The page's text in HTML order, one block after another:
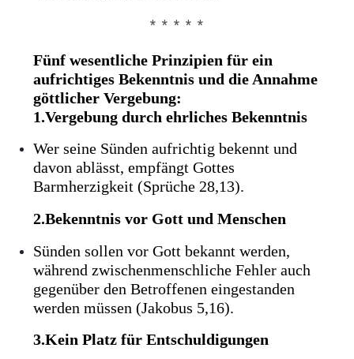
* * * * *
Fünf wesentliche Prinzipien für ein
aufrichtiges Bekenntnis und die Annahme
göttlicher Vergebung:
1.Vergebung durch ehrliches Bekenntnis
Wer seine Sünden aufrichtig bekennt und
davon ablässt, empfängt Gottes
Barmherzigkeit (Sprüche 28,13).
2.Bekenntnis vor Gott und Menschen
Sünden sollen vor Gott bekannt werden,
während zwischenmenschliche Fehler auch
gegenüber den Betroffenen eingestanden
werden müssen (Jakobus 5,16).
3.Kein Platz für Entschuldigungen